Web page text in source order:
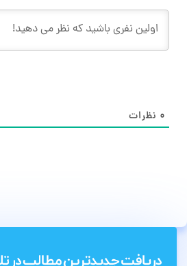
۰ نظرات